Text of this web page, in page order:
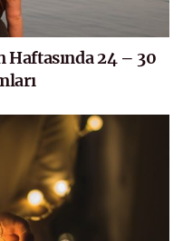
Haftasında 24 – 30